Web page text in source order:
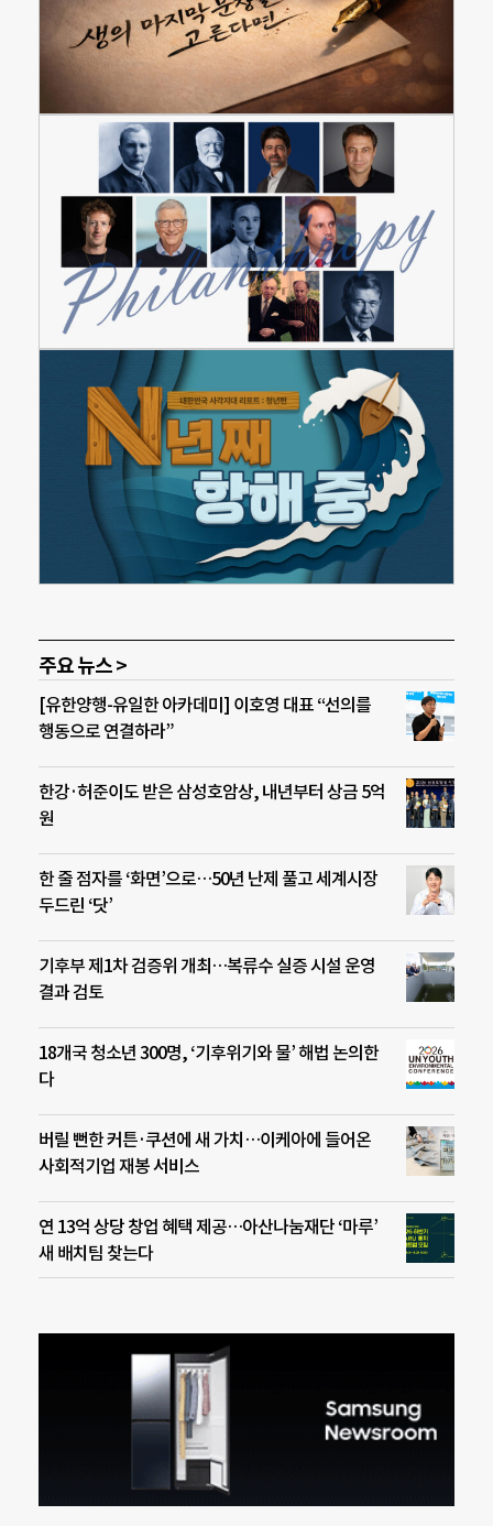
주요 뉴스 >
[유한양행-유일한 아카데미] 이호영 대표 “선의를
행동으로 연결하라”
한강·허준이도 받은 삼성호암상, 내년부터 상금 5억
원
한 줄 점자를 ‘화면’으로…50년 난제 풀고 세계시장
두드린 ‘닷’
기후부 제1차 검증위 개최…복류수 실증 시설 운영
결과 검토
18개국 청소년 300명, ‘기후위기와 물’ 해법 논의한
다
버릴 뻔한 커튼·쿠션에 새 가치…이케아에 들어온
사회적기업 재봉 서비스
연 13억 상당 창업 혜택 제공…아산나눔재단 ‘마루’
새 배치팀 찾는다